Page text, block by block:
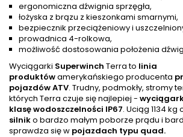
ergonomiczna dźwignia sprzęgła,
łożyska z brązu z kieszonkami smarnymi,
bezpiecznik przeciążeniowy i
prowadnica 4-rolkowa,
możliwość dostosowania położenia
Wyciągarki Superwinch Terra to linia
produktówamerykańskiego producenta
pojazdów ATV. Trudny, podmokły, stromy
których Terra czuje się najlepiej -
klasę wodoszczelności IP67. Uciąg 1134 kg
silniko bardzo małym poborze prądu i
sprawdza się w pojazdach typu quad.